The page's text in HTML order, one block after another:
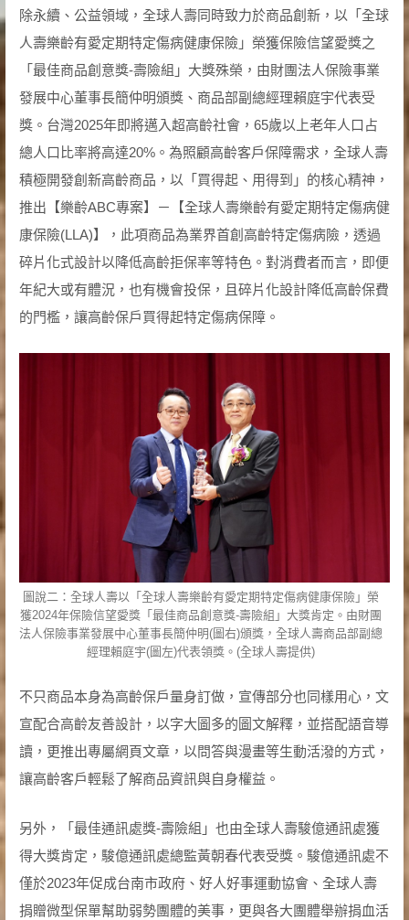
除永續、公益領域，全球人壽同時致力於商品創新，以「全球
人壽樂齡有愛定期特定傷病健康保險」榮獲保險信望愛獎之
「最佳商品創意獎-壽險組」大獎殊榮，由財團法人保險事業
發展中心董事長簡仲明頒獎、商品部副總經理賴庭宇代表受
獎。台灣2025年即將邁入超高齡社會，65歲以上老年人口占
總人口比率將高達20%。為照顧高齡客戶保障需求，全球人壽
積極開發創新高齡商品，以「買得起、用得到」的核心精神，
推出【樂齡ABC專案】－【全球人壽樂齡有愛定期特定傷病健
康保險(LLA)】，此項商品為業界首創高齡特定傷病險，透過
碎片化式設計以降低高齡拒保率等特色。對消費者而言，即便
年紀大或有體況，也有機會投保，且碎片化設計降低高齡保費
的門檻，讓高齡保戶買得起特定傷病保障。
圖說二：全球人壽以「全球人壽樂齡有愛定期特定傷病健康保險」榮
獲2024年保險信望愛獎「最佳商品創意獎-壽險組」大獎肯定。由財團
法人保險事業發展中心董事長簡仲明(圖右)頒獎，全球人壽商品部副總
經理賴庭宇(圖左)代表領獎。(全球人壽提供)
不只商品本身為高齡保戶量身訂做，宣傳部分也同樣用心，文
宣配合高齡友善設計，以字大圖多的圖文解釋，並搭配語音導
讀，更推出專屬網頁文章，以問答與漫畫等生動活潑的方式，
讓高齡客戶輕鬆了解商品資訊與自身權益。
另外，「最佳通訊處獎-壽險組」也由全球人壽駿億通訊處獲
得大獎肯定，駿億通訊處總監黃朝春代表受獎。駿億通訊處不
僅於2023年促成台南市政府、好人好事運動協會、全球人壽
捐贈微型保單幫助弱勢團體的美事，更與各大團體舉辦捐血活